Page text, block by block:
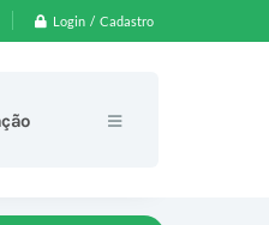
Login / Cadastro